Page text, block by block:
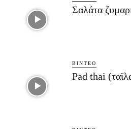
Σαλάτα
ΒΊΝΤΕΟ
Pad thai